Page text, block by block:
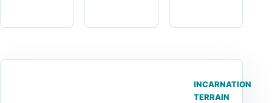
INCARNATION
TERRAIN